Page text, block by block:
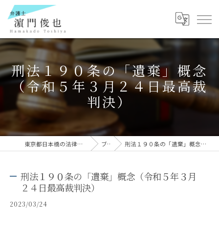
刑法１９０条の「遺棄」概念
（令和５年３月２４日最高裁
判決）
東京都日本橋の法律事務所なら弁護士 濵門俊也 ブログ 刑法１９０条の「遺棄」概念（令和５年３月２４日最高裁判決）
刑法１９０条の「遺棄」概念（令和５年３月
２４日最高裁判決）
2023/03/24